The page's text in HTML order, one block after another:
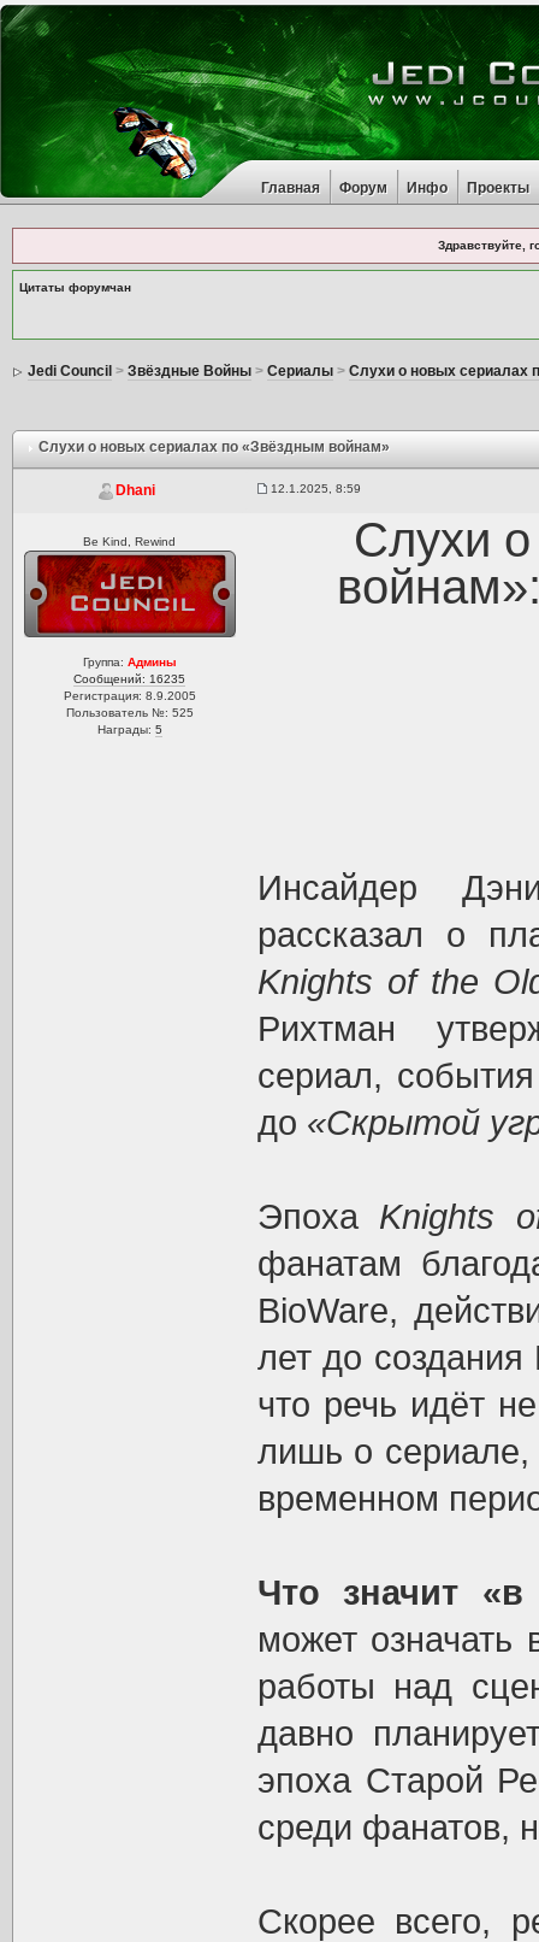
Главная Форум Инфо Проекты
Здравствуйте,
Цитаты форумчан
Jedi Council > Звёздные Войны> Сериалы> Слухи о новых сериалах
Слухи о новых сериалах по «Звёздным войнам»
Dhani 12.1.2025, 8:59
Be Kind, Rewind
Группа: Админы
Сообщений: 16235
Регистрация: 8.9.2005
Пользователь №: 525
Награды: 5
Слухи
Инсайдер
рассказал о
Knights of the
Рихтман
сериал,
до «Скрытой
Эпоха Knights
фанатам
BioWare,
лет до
что речь идёт
лишь о сериале,
временном
Что значит «в
может означать
работы над
давно
эпоха Старой
среди фанатов,
Скорее всего,